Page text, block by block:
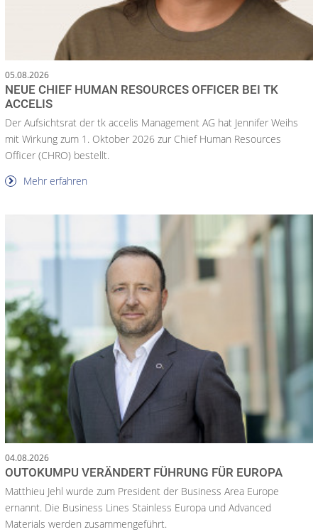
05.08.2026
NEUE CHIEF HUMAN RESOURCES OFFICER BEI TK
ACCELIS
Der Aufsichtsrat der tk accelis Management AG hat Jennifer Weihs
mit Wirkung zum 1. Oktober 2026 zur Chief Human Resources
Officer (CHRO) bestellt.
Mehr erfahren
04.08.2026
OUTOKUMPU VERÄNDERT FÜHRUNG FÜR EUROPA
Matthieu Jehl wurde zum President der Business Area Europe
ernannt. Die Business Lines Stainless Europa und Advanced
Materials werden zusammengeführt.